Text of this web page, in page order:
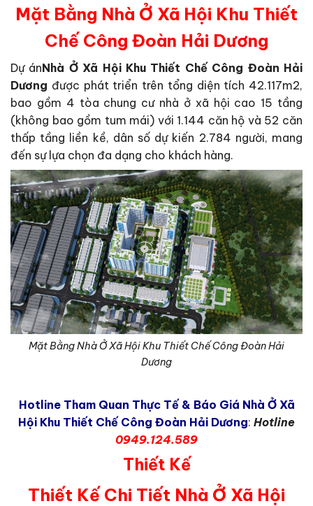
Mặt Bằng Nhà Ở Xã Hội Khu Thiết
Chế Công Đoàn Hải Dương
Dự ánNhà Ở Xã Hội Khu Thiết Chế Công Đoàn Hải
Dương được phát triển trên tổng diện tích 42.117m2,
bao gồm 4 tòa chung cư nhà ở xã hội cao 15 tầng
(không bao gồm tum mái) với 1.144 căn hộ và 52 căn
thấp tầng liền kề, dân số dự kiến 2.784 người, mang
đến sự lựa chọn đa dạng cho khách hàng.
Mặt Bằng Nhà Ở Xã Hội Khu Thiết Chế Công Đoàn Hải
Dương
Hotline Tham Quan Thực Tế & Báo Giá Nhà Ở Xã
Hội Khu Thiết Chế Công Đoàn Hải Dương: Hotline
0949.124.589
Thiết Kế
Thiết Kế Chi Tiết Nhà Ở Xã Hội